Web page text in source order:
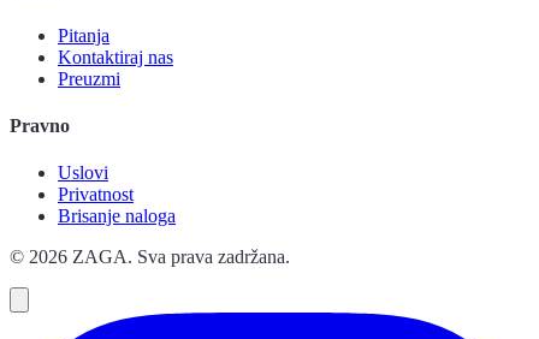
Pitanja
Kontaktiraj nas
Preuzmi
Pravno
Uslovi
Privatnost
Brisanje naloga
© 2026 ZAGA. Sva prava zadržana.